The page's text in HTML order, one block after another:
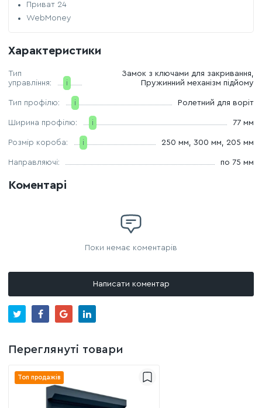
Приват 24
WebMoney
Характеристики
Тип
управління:
i
Замок з ключами для закривання,
Пружинний механізм підйому
Тип профілю: i Ролетний для воріт
Ширина профілю: i 77 мм
Розмір короба: i 250 мм, 300 мм, 205 мм
Направляючі: по 75 мм
Коментарі
Поки немає коментарів
Написати коментар
Переглянуті товари
Топ продажів